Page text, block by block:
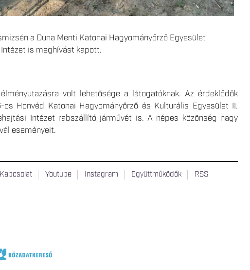
a Duna Menti Katonai Hagyományőrző Egyesület
is meghívást kapott.
volt lehetősége a látogatóknak. Az érdeklődők
Honvéd Katonai Hagyományőrző és Kulturális Egyesület II.
Intézet rabszállító járművét is. A népes közönség nagy
eseményeit.
Kapcsolat Youtube Instagram Együttműködők RSS